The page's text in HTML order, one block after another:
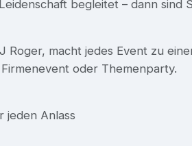
begleitet – dann sind
Roger, macht jedes Event zu
oder Themenparty.
jeden Anlass